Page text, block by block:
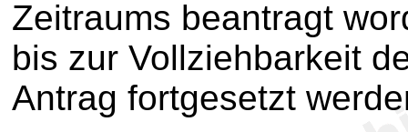
Zeitraums beantragt
bis zur Vollziehbarkeit
Antrag fortgesetzt